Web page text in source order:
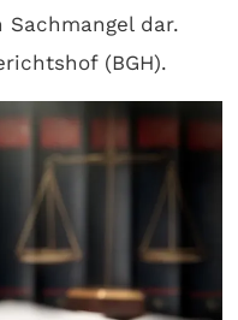
dar.
(BGH).